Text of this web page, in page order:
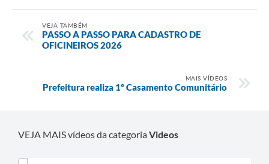
VEJA TAMBÉM
PASSO A PASSO PARA CADASTRO DE
OFICINEIROS 2026
MAIS VÍDEOS
Prefeitura realiza 1º Casamento Comunitário
VEJA MAIS vídeos da categoriaVideos